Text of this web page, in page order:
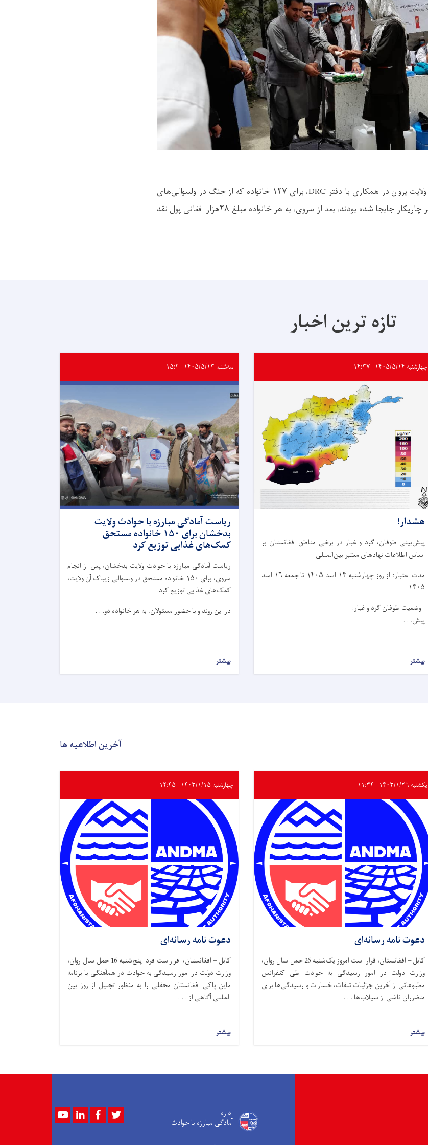
ریاست آمادگی مبارزه با حوادث ولایت پروان در همکاری با دفتر DRC، برای ۱۲۷ خانواده که از جنگ در ولسوالی‌های
شینواری و سیاگرد بی‌جا ودر شهر چاریکار جابجا شده بودند، بعد از سروی، به هر خانواده مبلغ ۲۸هزار افغانی پول نقد
تازه ترین اخبار
چهارشنبه ۱۴۰۵/۵/۱۴ - ۱۴:۳۷
هشدار!
پیش‌بینی طوفان، گرد و غبار در برخی مناطق افغانستان بر
اساس اطلاعات نهادهای معتبر بین‌المللی
مدت اعتبار: از روز چهار‌شنبه ۱۴ اسد ۱۴۰۵ تا جمعه ۱۶ اسد
۱۴۰۵
- وضعیت طوفان گرد و غبار:
پیش. . .
بیشتر
سه‌شنبه ۱۴۰۵/۵/۱۳ - ۱۵:۲
ریاست آمادگی مبارزه با حوادث ولایت
بدخشان برای ۱۵۰ خانواده مستحق
کمک‌های غذایی توزیع کرد
ریاست آمادگی مبارزه با حوادث ولایت بدخشان، پس از انجام
سروی، برای ۱۵۰ خانواده مستحق در ولسوالی زیباک آن ولایت،
کمک‌های غذایی توزیع کرد.
در این روند و با حضور مسئولان، به هر خانواده دو. . .
بیشتر
آخرین اطلاعیه ها
یکشنبه ۱۴۰۳/۱/۲۶ - ۱۱:۳۴
دعوت نامه رسانه‌ای
کابل – افغانستان، قرار است امروز یک‌شنبه 26 حمل سال روان،
وزارت دولت در امور رسیدگی به حوادث طی کنفرانس
مطبوعاتی از آخرین جزئیات تلفات، خسارات و رسیدگی‌ها برای
متضرران ناشی از سیلاب‌ها . . .
بیشتر
چهارشنبه ۱۴۰۳/۱/۱۵ - ۱۲:۴۵
دعوت نامه رسانه‌ای
کابل – افغانستان، قراراست فردا پنج‌شنبه 16 حمل سال روان،
وزارت دولت در امور رسیدگی به حوادث در همآهنگی با برنامه
ماین پاکی افغانستان محفلی را به منظور تجلیل از روز بین
المللی آگاهی از . . .
بیشتر
اداره
آمادگی مبارزه با حوادث
YoutubeLinkedInFacebook